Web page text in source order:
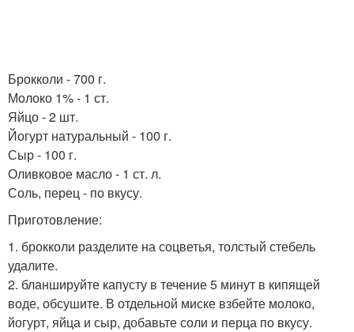
Брокколи - 700 г.
Молоко 1% - 1 ст.
Яйцо - 2 шт.
Йогурт натуральный - 100 г.
Сыр - 100 г.
Оливковое масло - 1 ст. л.
Соль, перец - по вкусу.
Приготовление:
1. брокколи разделите на соцветья, толстый стебель
удалите.
2. бланшируйте капусту в течение 5 минут в кипящей
воде, обсушите. В отдельной миске взбейте молоко,
йогурт, яйца и сыр, добавьте соли и перца по вкусу.